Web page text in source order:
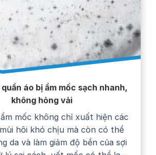
áo bị ẩm mốc sạch nhanh,
không hỏng vải
mốc không chỉ xuất hiện các
hôi khó chịu mà còn có thể
da và làm giảm độ bền của sợi